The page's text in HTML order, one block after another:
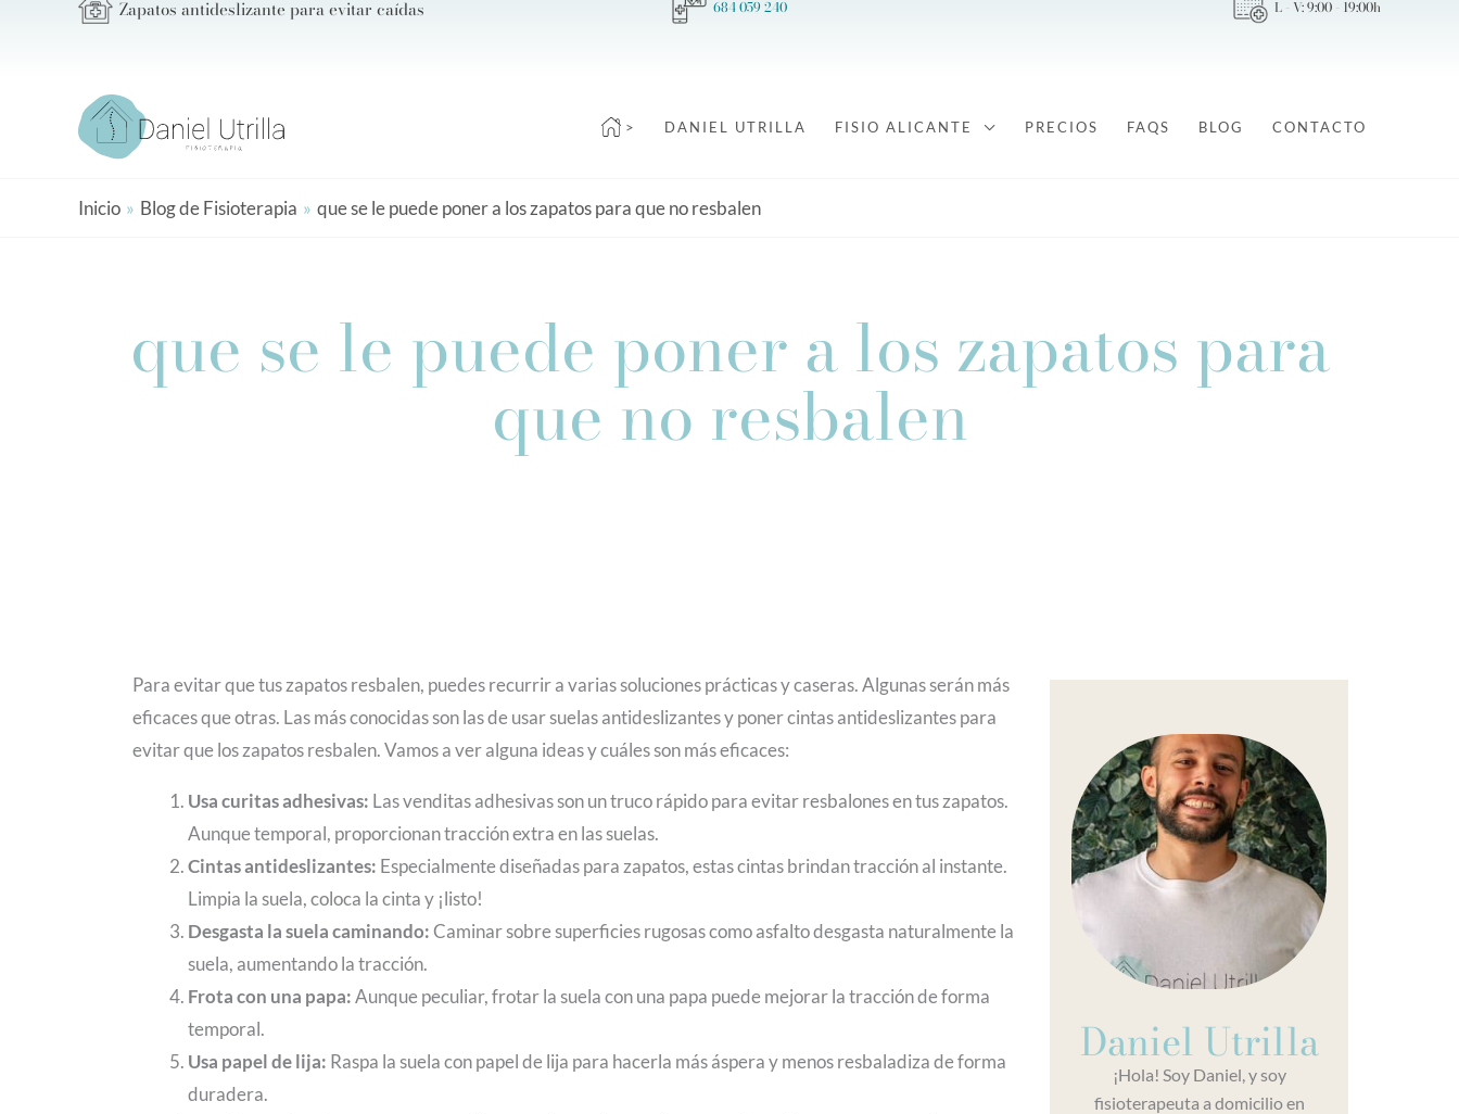
Zapatos antideslizante para evitar caídas 684 059 240 L - V: 9:00 - 19:00h
> DANIEL UTRILLA FISIO ALICANTE PRECIOS FAQS BLOG CONTACTO
Inicio Blog de Fisioterapia que se le puede poner a los zapatos para que no resbalen
que se le puede poner a los zapatos para
que no resbalen
Para evitar que tus zapatos resbalen, puedes recurrir a varias soluciones prácticas y caseras. Algunas serán más
eficaces que otras. Las más conocidas son las de usar suelas antideslizantes y poner cintas antideslizantes para
evitar que los zapatos resbalen. Vamos a ver alguna ideas y cuáles son más eficaces:
Usa curitas adhesivas: Las venditas adhesivas son un truco rápido para evitar resbalones en tus zapatos.
Aunque temporal, proporcionan tracción extra en las suelas.
Cintas antideslizantes: Especialmente diseñadas para zapatos, estas cintas brindan tracción al instante.
Limpia la suela, coloca la cinta y ¡listo!
Desgasta la suela caminando:Caminar sobre superficies rugosas como asfalto desgasta naturalmente la
suela, aumentando la tracción.
Frota con una papa:Aunque peculiar, frotar la suela con una papa puede mejorar la tracción de forma
temporal.
Usa papel de lija: Raspa la suela con papel de lija para hacerla más áspera y menos resbaladiza de forma
duradera.
Daniel Utrilla
¡Hola! Soy Daniel, y soy
fisioterapeuta a domicilio en